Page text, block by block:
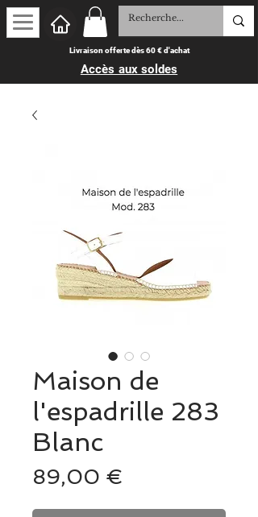
Livraison offerte dès 60 € d'achat
Accès aux soldes
Maison de
l'espadrille 283
Blanc
89,00 €